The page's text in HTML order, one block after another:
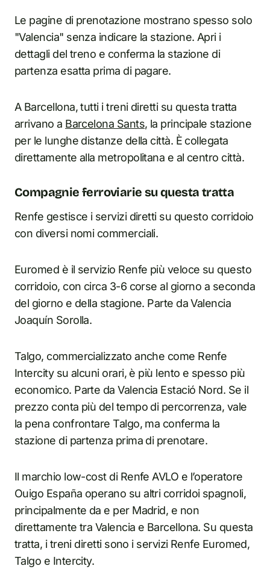
Le pagine di prenotazione mostrano spesso solo
"Valencia" senza indicare la stazione. Apri i
dettagli del treno e conferma la stazione di
partenza esatta prima di pagare.
A Barcellona, tutti i treni diretti su questa tratta
arrivano a Barcelona Sants, la principale stazione
per le lunghe distanze della città. È collegata
direttamente alla metropolitana e al centro città.
Compagnie ferroviarie su questa tratta
Renfe gestisce i servizi diretti su questo corridoio
con diversi nomi commerciali.
Euromed è il servizio Renfe più veloce su questo
corridoio, con circa 3-6 corse al giorno a seconda
del giorno e della stagione. Parte da Valencia
Joaquín Sorolla.
Talgo, commercializzato anche come Renfe
Intercity su alcuni orari, è più lento e spesso più
economico. Parte da Valencia Estació Nord. Se il
prezzo conta più del tempo di percorrenza, vale
la pena confrontare Talgo, ma conferma la
stazione di partenza prima di prenotare.
Il marchio low-cost di Renfe AVLO e l’operatore
Ouigo España operano su altri corridoi spagnoli,
principalmente da e per Madrid, e non
direttamente tra Valencia e Barcellona. Su questa
tratta, i treni diretti sono i servizi Renfe Euromed,
Talgo e Intercity.